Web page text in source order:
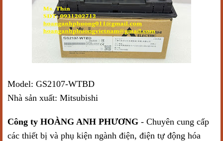
Model: GS2107-WTBD
Nhà sản xuất: Mitsubishi
Công ty HOÀNG ANH PHƯƠNG - Chuyên cung cấp
các thiết bị và phụ kiện ngành điện, điện tự động hóa